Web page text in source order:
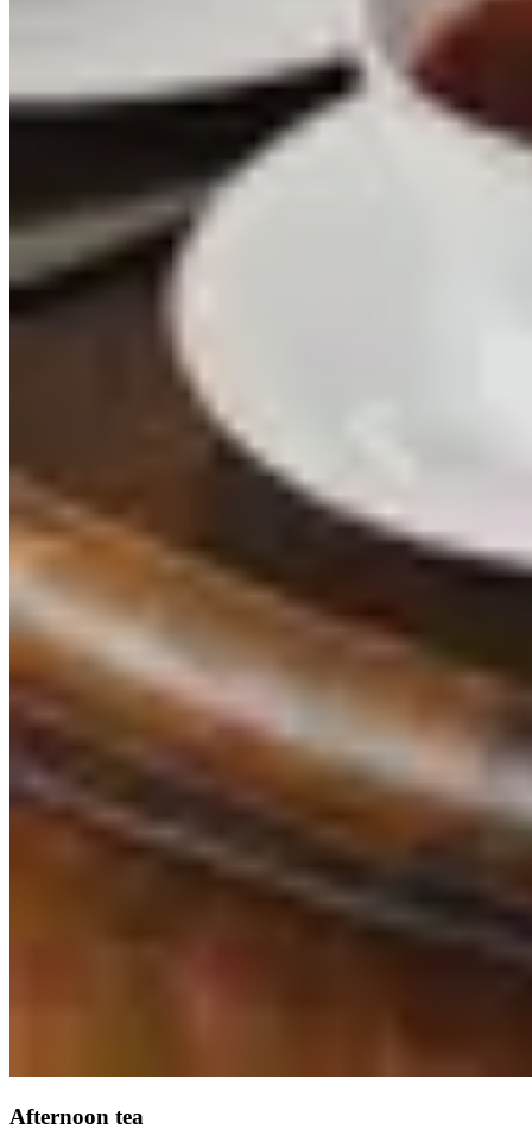
Afternoon tea